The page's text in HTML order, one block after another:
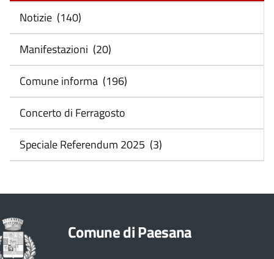
Notizie (140)
Manifestazioni (20)
Comune informa (196)
Concerto di Ferragosto
Speciale Referendum 2025 (3)
Comune di Paesana